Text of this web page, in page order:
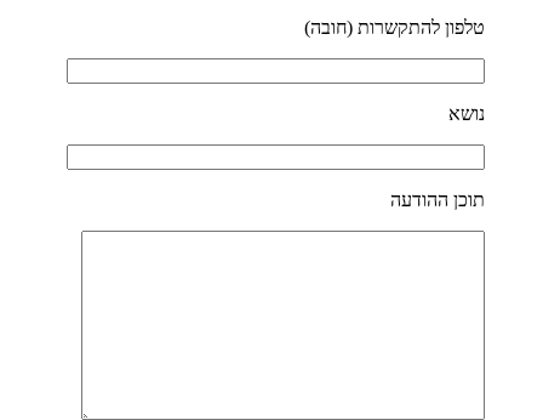
טלפון להתקשרות (חובה)
נושא
תוכן ההודעה